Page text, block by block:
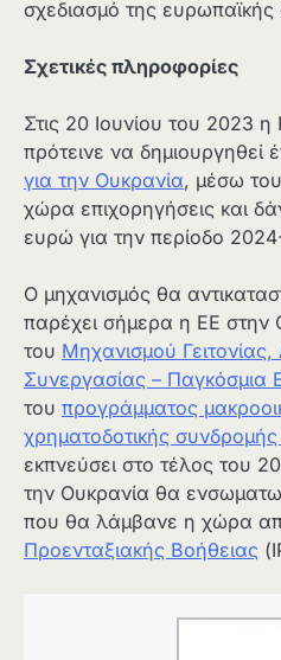
σχεδιασμό της ευρωπαϊκής
Σχετικές πληροφορίες
Στις 20 Ιουνίου του 2023
πρότεινε να δημιουργηθεί
για την Ουκρανία, μέσω
χώρα επιχορηγήσεις και
ευρώ για την περίοδο
Ο μηχανισμός θα
παρέχει σήμερα η ΕΕ στην
του Μηχανισμού
Συνεργασίας – Παγκόσμια
του προγράμματος
χρηματοδοτικής
εκπνεύσει στο τέλος του
την Ουκρανία θα
που θα λάμβανε η χώρα
Προενταξιακής Βοήθειας